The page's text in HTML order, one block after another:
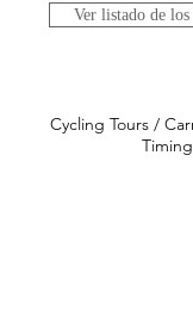
Ver listado de
Cycling Tours /